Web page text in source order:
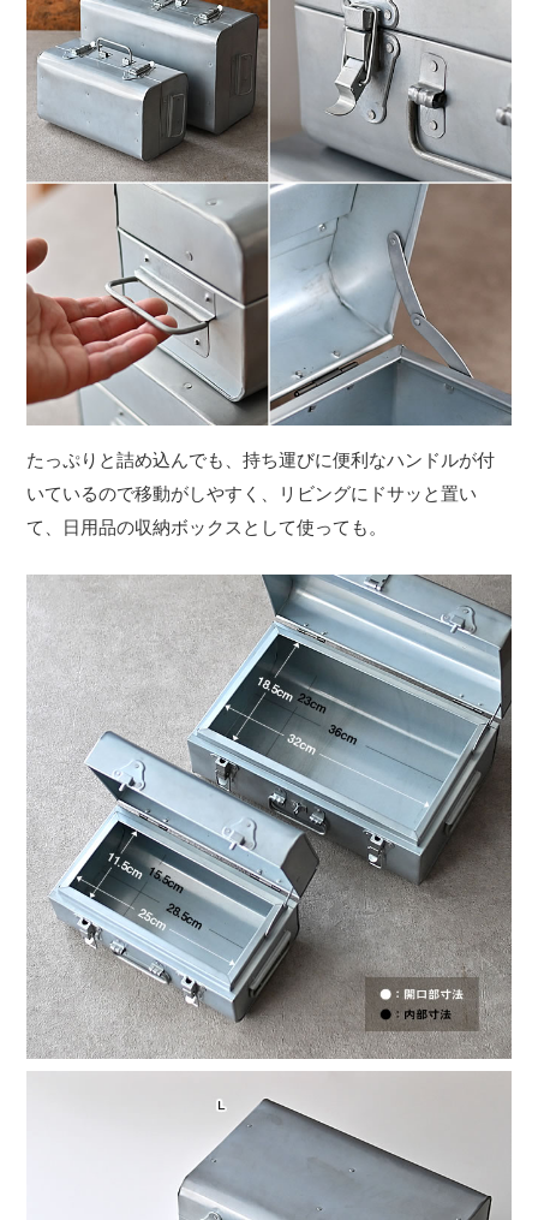
たっぷりと詰め込んでも、持ち運びに便利なハンドルが付
いているので移動がしやすく、リビングにドサッと置い
て、日用品の収納ボックスとして使っても。